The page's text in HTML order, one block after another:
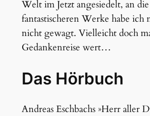
Welt im Jetzt angesiedelt, an die
fantastischeren Werke habe ich
nicht gewagt. Vielleicht doch
Gedankenreise wert…
Das Hörbuch
Andreas Eschbachs »Herr aller